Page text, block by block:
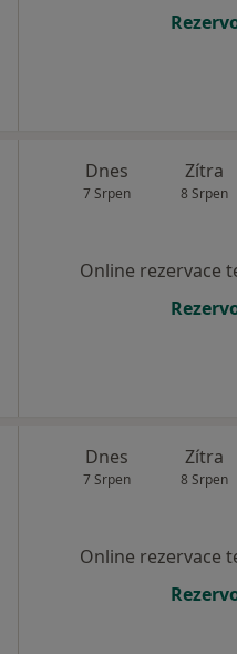
Dnes
7 Srpen
Zítra
8 Srpen
Online rezervace
Dnes
7 Srpen
Zítra
8 Srpen
Online rezervace